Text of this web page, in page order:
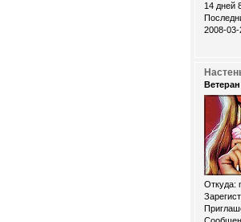
14 дней
2008-03-
Ветеран
Откуда: